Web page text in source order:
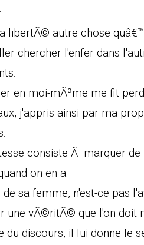
libertÃ© autre chose
chercher l'enfer dans
en moi-mÃªme me fit
j'appris ainsi par ma
consiste Ã marquer de
on en a.
sa femme, n'est-ce pas
une vÃ©ritÃ© que l'on doit
du discours, il lui donne le